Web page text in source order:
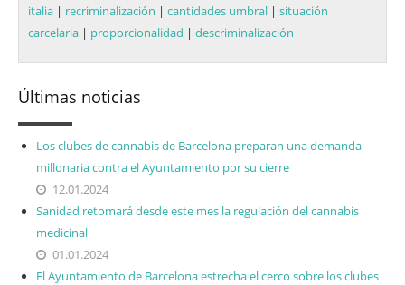
italia | recriminalización | cantidades umbral | situación
carcelaria | proporcionalidad | descriminalización
Últimas noticias
Los clubes de cannabis de Barcelona preparan una demanda
millonaria contra el Ayuntamiento por su cierre
12.01.2024
Sanidad retomará desde este mes la regulación del cannabis
medicinal
01.01.2024
El Ayuntamiento de Barcelona estrecha el cerco sobre los clubes